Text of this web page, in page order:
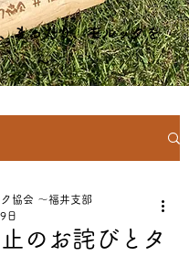
まったり、モルックを
～
のお詫びとタ
協会 〜福井支部
日